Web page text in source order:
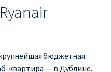
бюджетная
квартира — в Дублине.